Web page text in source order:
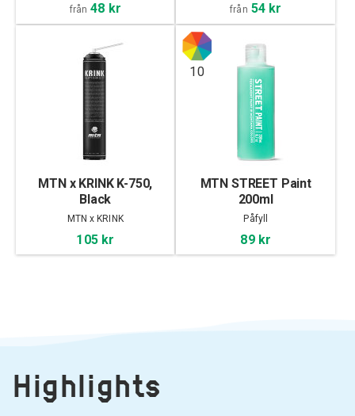
från 48 kr
från 54 kr
MTN x KRINK K-750,
Black
MTN x KRINK
105 kr
10
MTN STREET Paint
200ml
Påfyll
89 kr
Highlights